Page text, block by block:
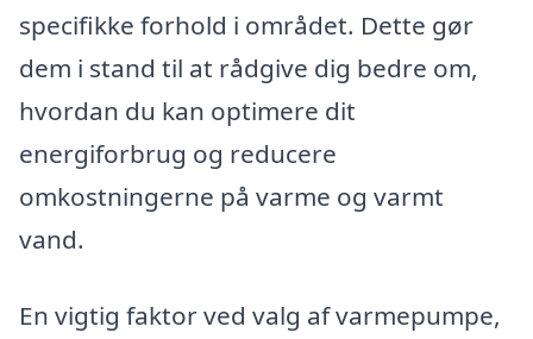
specifikke forhold i området. Dette gør
dem i stand til at rådgive dig bedre om,
hvordan du kan optimere dit
energiforbrug og reducere
omkostningerne på varme og varmt
vand.
En vigtig faktor ved valg af varmepumpe,